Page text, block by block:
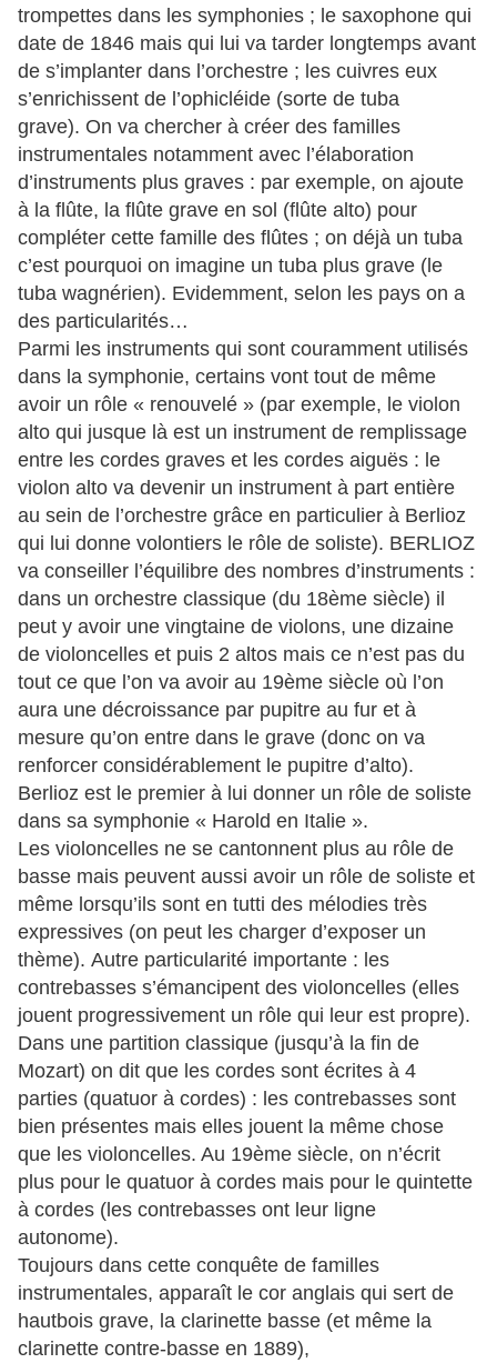
trompettes dans les symphonies ; le saxophone qui
date de 1846 mais qui lui va tarder longtemps avant
de s’implanter dans l’orchestre ; les cuivres eux
s’enrichissent de l’ophicléide (sorte de tuba
grave). On va chercher à créer des familles
instrumentales notamment avec l’élaboration
d’instruments plus graves : par exemple, on ajoute
à la flûte, la flûte grave en sol (flûte alto) pour
compléter cette famille des flûtes ; on déjà un tuba
c’est pourquoi on imagine un tuba plus grave (le
tuba wagnérien). Evidemment, selon les pays on a
des particularités…
Parmi les instruments qui sont couramment utilisés
dans la symphonie, certains vont tout de même
avoir un rôle « renouvelé » (par exemple, le violon
alto qui jusque là est un instrument de remplissage
entre les cordes graves et les cordes aiguës : le
violon alto va devenir un instrument à part entière
au sein de l’orchestre grâce en particulier à Berlioz
qui lui donne volontiers le rôle de soliste). BERLIOZ
va conseiller l’équilibre des nombres d’instruments :
dans un orchestre classique (du 18ème siècle) il
peut y avoir une vingtaine de violons, une dizaine
de violoncelles et puis 2 altos mais ce n’est pas du
tout ce que l’on va avoir au 19ème siècle où l’on
aura une décroissance par pupitre au fur et à
mesure qu’on entre dans le grave (donc on va
renforcer considérablement le pupitre d’alto).
Berlioz est le premier à lui donner un rôle de soliste
dans sa symphonie « Harold en Italie ».
Les violoncelles ne se cantonnent plus au rôle de
basse mais peuvent aussi avoir un rôle de soliste et
même lorsqu’ils sont en tutti des mélodies très
expressives (on peut les charger d’exposer un
thème). Autre particularité importante : les
contrebasses s’émancipent des violoncelles (elles
jouent progressivement un rôle qui leur est propre).
Dans une partition classique (jusqu’à la fin de
Mozart) on dit que les cordes sont écrites à 4
parties (quatuor à cordes) : les contrebasses sont
bien présentes mais elles jouent la même chose
que les violoncelles. Au 19ème siècle, on n’écrit
plus pour le quatuor à cordes mais pour le quintette
à cordes (les contrebasses ont leur ligne
autonome).
Toujours dans cette conquête de familles
instrumentales, apparaît le cor anglais qui sert de
hautbois grave, la clarinette basse (et même la
clarinette contre-basse en 1889),